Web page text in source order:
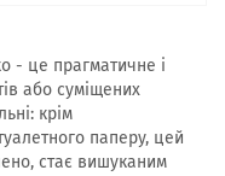
- це прагматичне і
або суміщених
крім
паперу, цей
стає вишуканим